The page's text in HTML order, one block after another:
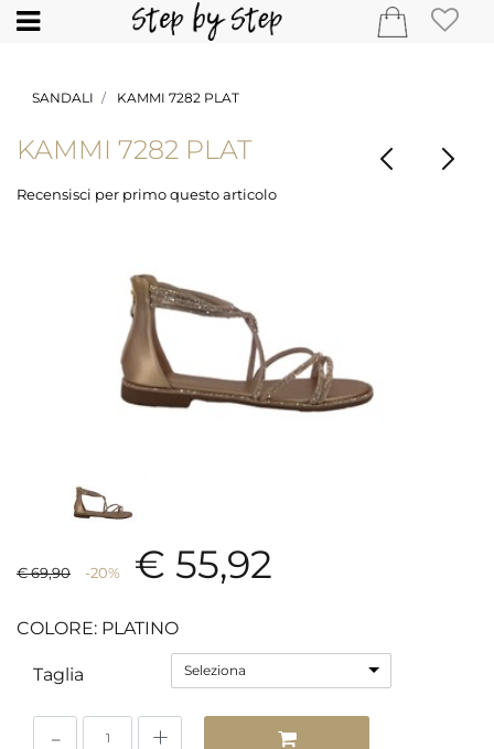
Open
SANDALI KAMMI 7282 PLAT
KAMMI 7282 PLAT
Recensisci per primo questo articolo
€ 69,90 -20% € 55,92
COLORE: PLATINO
Taglia Seleziona